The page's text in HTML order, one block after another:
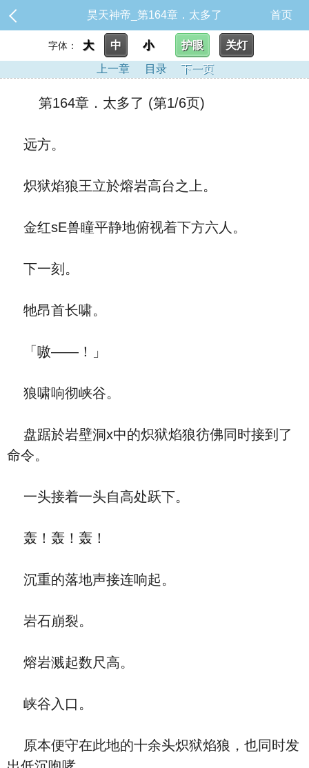
昊天神帝_第164章．太多了 首页
字体： 大 中 小 护眼
关灯
上一章
目录 下一页
第164章．太多了 (第1/6页)
远方。
炽狱焰狼王立於熔岩高台之上。
金红sE兽瞳平静地俯视着下方六人。
下一刻。
牠昂首长啸。
「嗷——！」
狼啸响彻峡谷。
盘踞於岩壁洞x中的炽狱焰狼彷佛同时接到了
命令。
一头接着一头自高处跃下。
轰！轰！轰！
沉重的落地声接连响起。
岩石崩裂。
熔岩溅起数尺高。
峡谷入口。
原本便守在此地的十余头炽狱焰狼，也同时发